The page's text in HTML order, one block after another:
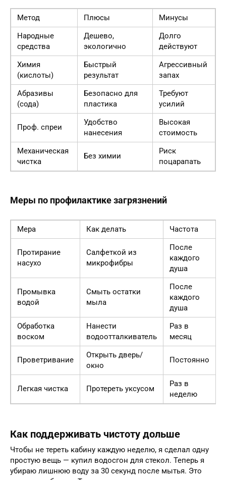
Метод Плюсы
Минусы
Народные
средства
Дешево,
экологично
Долго
действуют
Химия
(кислоты)
Быстрый
результат
Агрессивный
запах
Абразивы
(сода)
Безопасно для
пластика
Требуют
усилий
Проф. спреи
Удобство
нанесения
Высокая
стоимость
Механическая
чистка
Без химии
Риск
поцарапать
Меры по профилактике загрязнений
Мера Как делать Частота
Протирание
насухо
Салфеткой из
микрофибры
После
каждого
душа
Промывка
водой
Смыть остатки
мыла
После
каждого
душа
Обработка
воском
Нанести
водоотталкиватель
Раз в
месяц
Проветривание
Открыть дверь/
окно
Постоянно
Легкая чистка Протереть уксусом
Раз в
неделю
Как поддерживать чистоту дольше
Чтобы не тереть кабину каждую неделю, я сделал одну
простую вещь — купил водосгон для стекол. Теперь я
убираю лишнюю воду за 30 секунд после мытья. Это